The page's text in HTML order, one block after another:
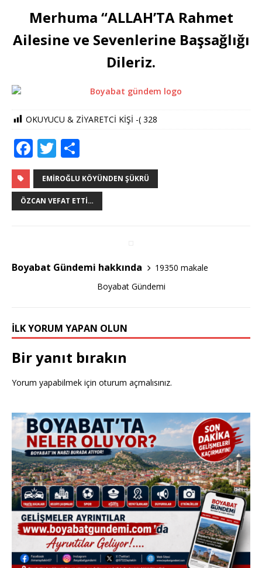
Merhuma “ALLAH’TA Rahmet
Ailesine ve Sevenlerine Başsağlığı
Dileriz.
OKUYUCU & ZİYARETCİ KİŞİ -( 328
F
a
c
e
o
k
T
w
it
te
h
ar
e
EMIROĞLU KÖYÜNDEN ŞÜKRÜ
ÖZCAN VEFAT ETTI…
Boyabat Gündemi hakkında
19350 makale
Boyabat Gündemi
İLK YORUM YAPAN OLUN
Bir yanıt bırakın
Yorum yapabilmek için oturum açmalısınız.